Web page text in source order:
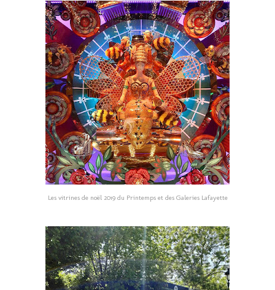
Les vitrines de noël 2019 du Printemps et des Galeries Lafayette